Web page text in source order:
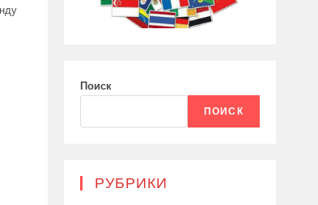
Поиск
ПОИСК
РУБРИКИ